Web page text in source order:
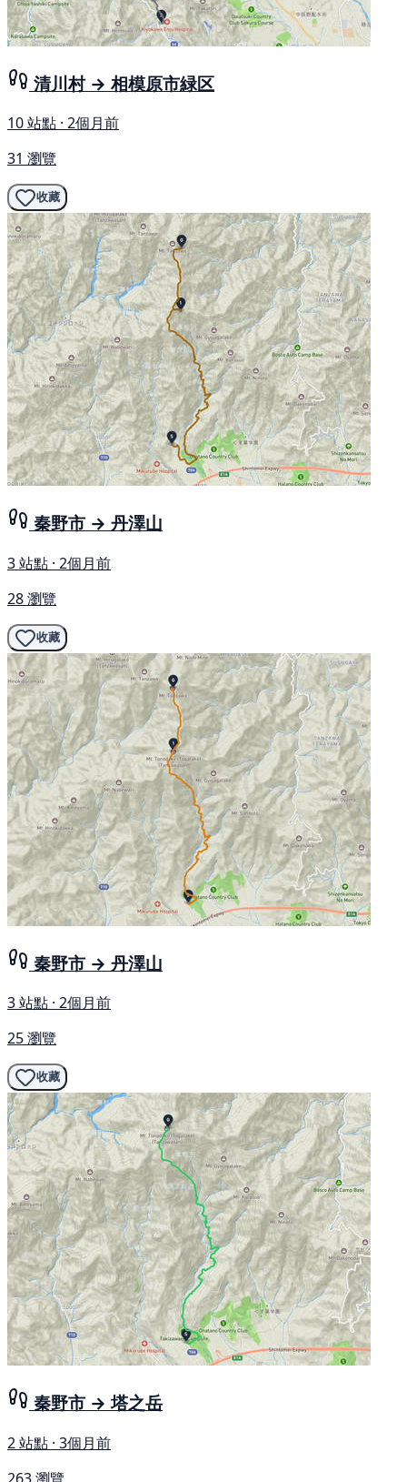
清川村 → 相模原市緑区
10 站點 · 2個月前
31 瀏覽
收藏
秦野市 → 丹澤山
3 站點 · 2個月前
28 瀏覽
收藏
秦野市 → 丹澤山
3 站點 · 2個月前
25 瀏覽
收藏
秦野市 → 塔之岳
2 站點 · 3個月前